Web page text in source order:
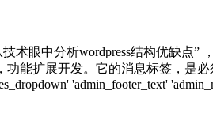
术眼中分析wordpress结构优缺点
功能扩展开发。它的消息标签，是
'admin_footer_text'